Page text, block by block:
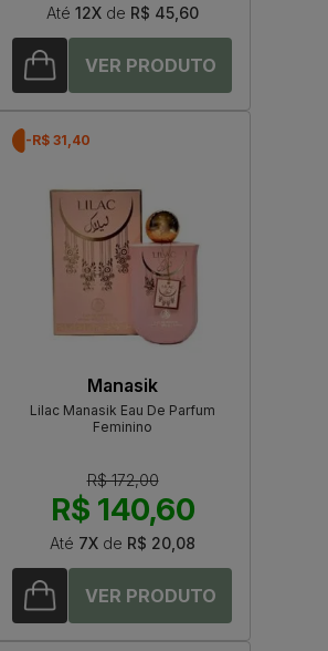
Até 12X de R$ 45,60
-R$ 31,40
Manasik
Lilac Manasik Eau De Parfum
Feminino
R$ 172,00
R$ 140,60
Até 7X de R$ 20,08